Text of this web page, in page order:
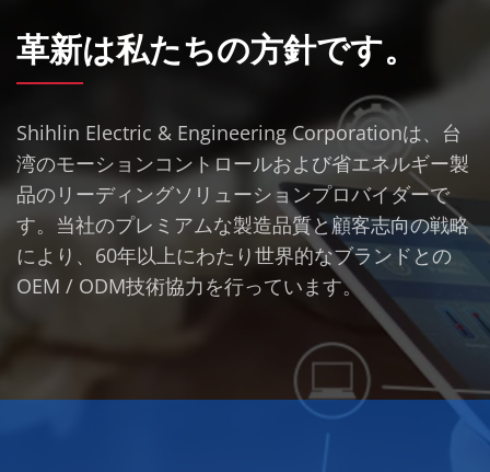
革新は私たちの方針です。
Shihlin Electric & Engineering Corporationは、台
湾のモーションコントロールおよび省エネルギー製
品のリーディングソリューションプロバイダーで
す。当社のプレミアムな製造品質と顧客志向の戦略
により、60年以上にわたり世界的なブランドとの
OEM / ODM技術協力を行っています。